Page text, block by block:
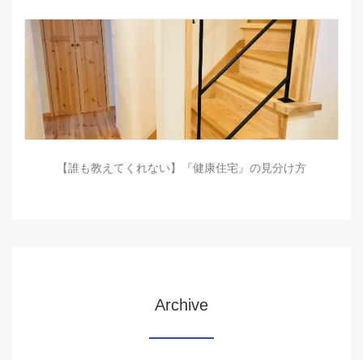
【誰も教えてくれない】『健康住宅』の見分け方
Archive